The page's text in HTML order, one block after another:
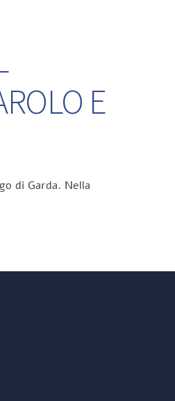
E
di Garda. Nella